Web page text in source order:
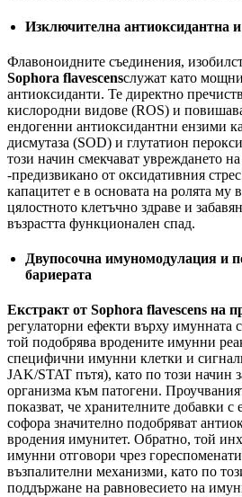
Изключителна антиоксидантна
Флавоноидните съединения,
Sophora flavescensслужат като
антиоксиданти. Те директно
кислородни видове (ROS) и
ендогенни антиоксидантни ензими
дисмутаза (SOD) и глутатион
този начин смекчават увреждането
-предизвикано от оксидативния
капацитет е в основата на ролята му
цялостното клетъчно здраве и
възрастта функционален спад.
Двупосочна имуномодулация и
бариерата
Екстракт от Sophora flavescens на
регулаторни ефекти върху имунната
той подобрява вродените имунни
специфични имунни клетки и
JAK/STAT пътя), като по този начин
организма към патогени.
показват, че хранителните добавки с
софора значително подобряват
вродения имунитет. Обратно, той
имунни отговори чрез
възпалителни механизми, като по
поддържане на равновесието на